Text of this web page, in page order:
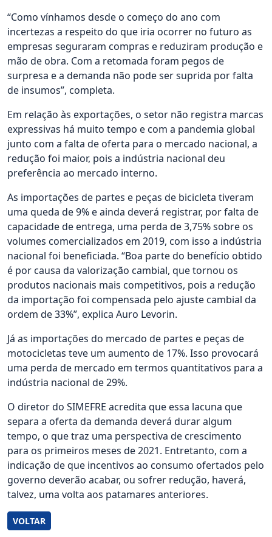
“Como vínhamos desde o começo do ano com
incertezas a respeito do que iria ocorrer no futuro as
empresas seguraram compras e reduziram produção e
mão de obra. Com a retomada foram pegos de
surpresa e a demanda não pode ser suprida por falta
de insumos”, completa.
Em relação às exportações, o setor não registra marcas
expressivas há muito tempo e com a pandemia global
junto com a falta de oferta para o mercado nacional, a
redução foi maior, pois a indústria nacional deu
preferência ao mercado interno.
As importações de partes e peças de bicicleta tiveram
uma queda de 9% e ainda deverá registrar, por falta de
capacidade de entrega, uma perda de 3,75% sobre os
volumes comercializados em 2019, com isso a indústria
nacional foi beneficiada. “Boa parte do benefício obtido
é por causa da valorização cambial, que tornou os
produtos nacionais mais competitivos, pois a redução
da importação foi compensada pelo ajuste cambial da
ordem de 33%”, explica Auro Levorin.
Já as importações do mercado de partes e peças de
motocicletas teve um aumento de 17%. Isso provocará
uma perda de mercado em termos quantitativos para a
indústria nacional de 29%.
O diretor do SIMEFRE acredita que essa lacuna que
separa a oferta da demanda deverá durar algum
tempo, o que traz uma perspectiva de crescimento
para os primeiros meses de 2021. Entretanto, com a
indicação de que incentivos ao consumo ofertados pelo
governo deverão acabar, ou sofrer redução, haverá,
talvez, uma volta aos patamares anteriores.
VOLTAR